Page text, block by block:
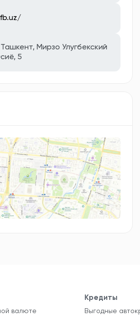
Ташкент, Мирзо Улугбекский
5
валюте
Кредиты
Выгодные